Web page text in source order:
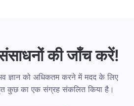
की जाँच करें!
ज्ञान को अधिकतम करने में मदद के लिए
कुछ का एक संग्रह संकलित किया है।